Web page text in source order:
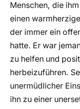
Menschen, die
einen
der immer ein
hatte. Er war
zu helfen und
herbeizuführen.
unermüdlicher
ihn zu einer